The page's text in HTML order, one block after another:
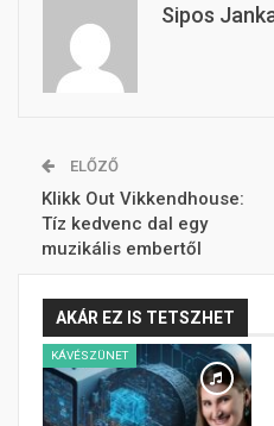
Sipos
ELŐZŐ
Klikk Out Vikkendhouse:
Tíz kedvenc dal egy
muzikális embertől
AKÁR EZ IS TETSZHET
KÁVÉSZÜNET